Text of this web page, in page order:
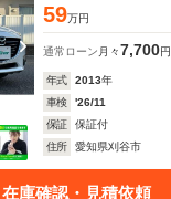
59万円
通常ローン 月々7,700円
年式 2013年
車検
'26/11
保証
保証付
住所
愛知県刈谷市
在庫確認・見積依頼